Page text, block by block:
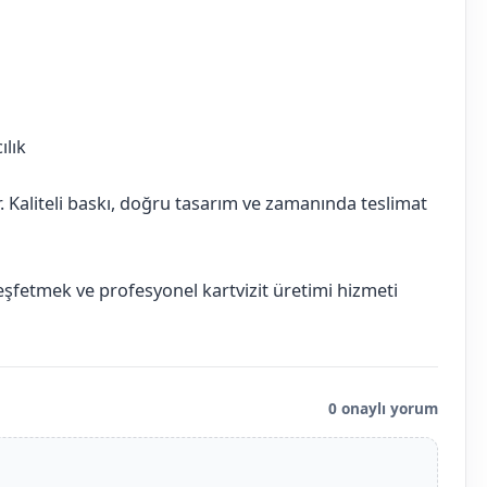
baskı, doğru tasarım ve zamanında teslimat
ve profesyonel kartvizit üretimi hizmeti
0 onaylı yorum